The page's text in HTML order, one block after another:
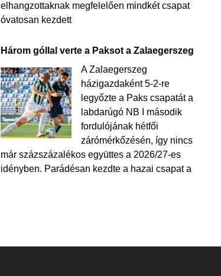
elhangzottaknak megfelelően mindkét csapat
óvatosan kezdett
Három góllal verte a Paksot a Zalaegerszeg
A Zalaegerszeg
házigazdaként 5-2-re
legyőzte a Paks csapatát a
labdarúgó NB I második
fordulójának hétfői
zárómérkőzésén, így nincs
már százszázalékos együttes a 2026/27-es
idényben. Parádésan kezdte a hazai csapat a